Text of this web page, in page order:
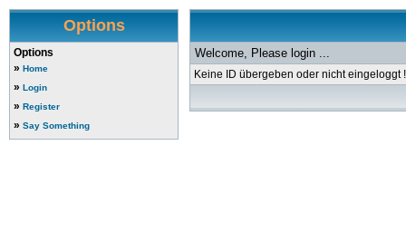
Options
Options
» Home
» Login
» Register
» Say Something
Welcome, Please login ...
Keine ID übergeben oder nicht eingeloggt